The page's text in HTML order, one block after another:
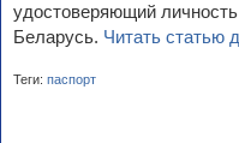
удостоверяющий
Беларусь. Читать статью
Теги: паспорт